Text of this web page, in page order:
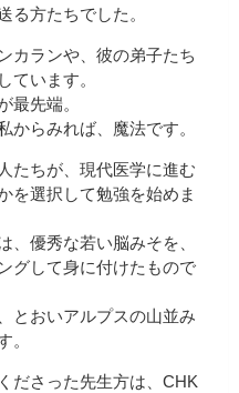
る方たちでした。
カランや、彼の弟子たち
ています。
最先端。
からみれば、魔法です。
たちが、現代医学に進む
を選択して勉強を始めま
、優秀な若い脳みそを、
グして身に付けたもので
とおいアルプスの山並み
。
ださった先生方は、CHK